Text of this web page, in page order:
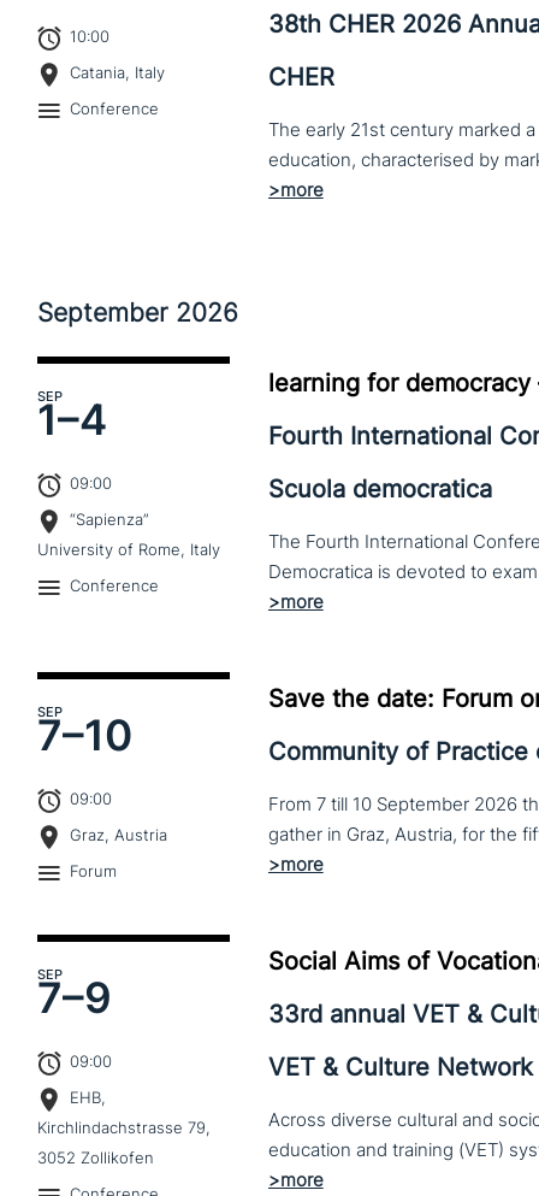
10:00
Catania, Italy
Conference
38th CHER 2026
CHER
The early 21st century marked
September 2026
SEP
1–4
09:00
“Sapienza”
University of Rome, Italy
Conference
learning for
Fourth International
Scuola democratica
The Fourth International
SEP
7–10
09:00
Graz, Austria
Forum
Save the date: Forum
Community of Practice
From 7 till 10 September 2026
SEP
7–9
09:00
EHB,
Kirchlindachstrasse 79,
3052 Zollikofen
Social Aims of
33rd annual VET &
VET & Culture Network
Across diverse cultural and